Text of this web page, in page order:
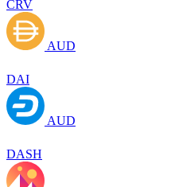
CRV
AUD
DAI
AUD
DASH